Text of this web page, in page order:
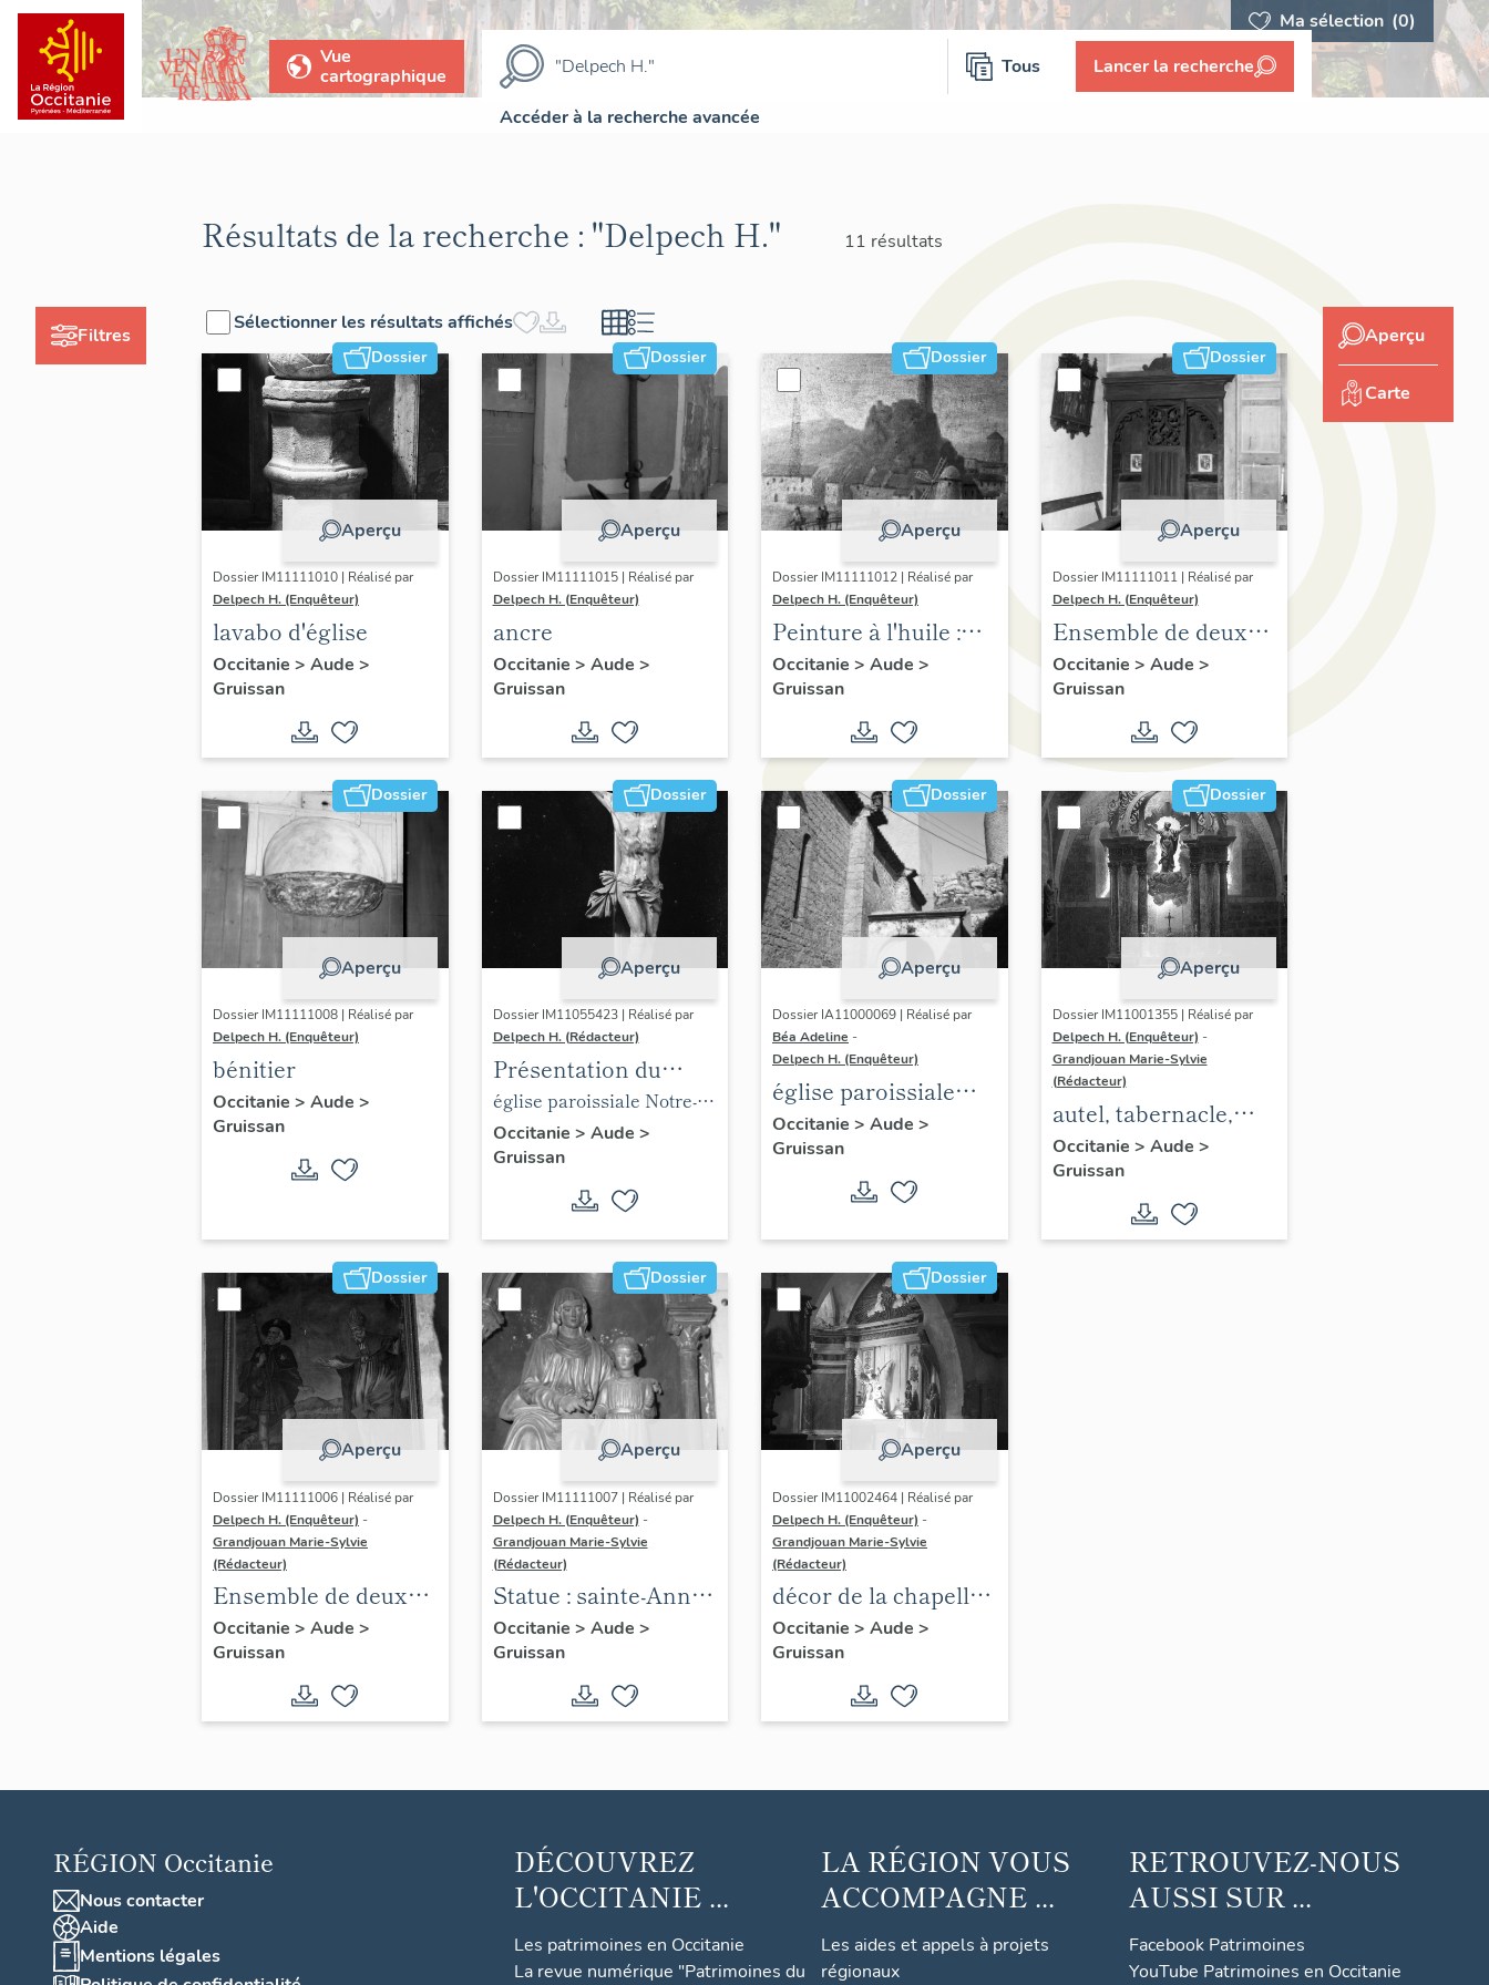
Ma sélection (0)
Vue
cartographique
Tous Lancer la recherche
Accéder à la recherche avancée
Filtres
Résultats de la recherche : "Delpech H." 11 résultats
Sélectionner les résultats affichés
Dossier
Aperçu
Dossier IM11111010 | Réalisé par
Delpech H. (Enquêteur)
lavabo d'église
Occitanie > Aude >
Gruissan
Dossier
Aperçu
Dossier IM11111015 | Réalisé par
Delpech H. (Enquêteur)
ancre
Occitanie > Aude >
Gruissan
Dossier
Aperçu
Dossier IM11111012 | Réalisé par
Delpech H. (Enquêteur)
Peinture à l'huile :
vue du village de
Gruissan.
Occitanie > Aude >
Gruissan
Dossier
Aperçu
Dossier IM11111011 | Réalisé par
Delpech H. (Enquêteur)
Ensemble de deux
confessionaux.
Occitanie > Aude >
Gruissan
Dossier
Aperçu
Dossier IM11111008 | Réalisé par
Delpech H. (Enquêteur)
bénitier
Occitanie > Aude >
Gruissan
Dossier
Aperçu
Dossier IM11055423 | Réalisé par
Delpech H. (Rédacteur)
Présentation du
mobilier de l'église
Notre-Dame de
l'Assomption de
Gruissan
église paroissiale Notre-
Dame de l'Assomption
Occitanie > Aude >
Gruissan
Dossier
Aperçu
Dossier IA11000069 | Réalisé par
Béa Adeline -
Delpech H. (Enquêteur)
église paroissiale
Notre-Dame de
l'Assomption
Occitanie > Aude >
Gruissan
Dossier
Aperçu
Dossier IM11001355 | Réalisé par
Delpech H. (Enquêteur) -
Grandjouan Marie-Sylvie
(Rédacteur)
autel, tabernacle,
retable, statue :
L'Assomption de la
Vierge (maître-autel)
Occitanie > Aude >
Gruissan
Dossier
Aperçu
Dossier IM11111006 | Réalisé par
Delpech H. (Enquêteur) -
Grandjouan Marie-Sylvie
(Rédacteur)
Ensemble de deux
tableaux.
Occitanie > Aude >
Gruissan
Dossier
Aperçu
Dossier IM11111007 | Réalisé par
Delpech H. (Enquêteur) -
Grandjouan Marie-Sylvie
(Rédacteur)
Statue : sainte-Anne
et la Vierge enfant.
Occitanie > Aude >
Gruissan
Dossier
Aperçu
Dossier IM11002464 | Réalisé par
Delpech H. (Enquêteur) -
Grandjouan Marie-Sylvie
(Rédacteur)
décor de la chapelle
de la Vierge : autel,
retable, 3 statues :
Vierge à l'Enfant,
Saint Joseph, Saint
Anne et la Vierge,
Sainte Elisabeth,
Sainte Germaine,
tableau : Sainte
Catherine
Occitanie > Aude >
Gruissan
Aperçu
Carte
RÉGION Occitanie
Nous contacter
Aide
Mentions légales
DÉCOUVREZ
L'OCCITANIE ...
Les patrimoines en Occitanie
La revue numérique "Patrimoines du
LA RÉGION VOUS
ACCOMPAGNE ...
Les aides et appels à projets
régionaux
RETROUVEZ-NOUS
AUSSI SUR ...
Facebook Patrimoines
YouTube Patrimoines en Occitanie